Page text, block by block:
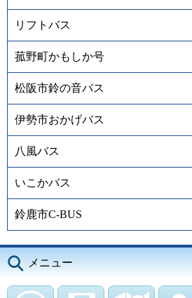
リフトバス
菰野町かもしか号
松阪市鈴の音バス
伊勢市おかげバス
八風バス
いこかバス
鈴鹿市C-BUS
メニュー